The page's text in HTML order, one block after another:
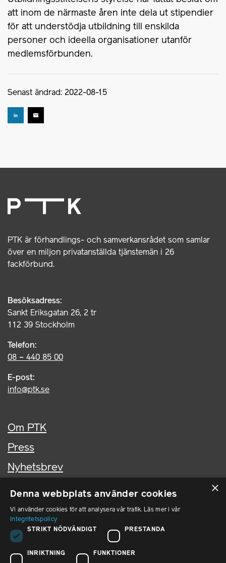
att inom de närmaste åren inte dela ut stipendier
för att understödja utbildning till enskilda
personer och ideella organisationer utanför
medlemsförbunden.
Senast ändrad: 2022-08-15
PTK är förhandlings- och samverkansrådet som samlar
över en miljon privatanställda tjänstemän i 26
fackförbund.
Besöksadress:
Sankt Eriksgatan 26, 2 tr
112 39 Stockholm
Telefon:
08 – 440 85 00
E-post:
info@ptk.se
Om PTK
Press
Nyhetsbrev
In English
PTK i sociala medier
PTK på LinkedIn
×
Denna webbplats använder cookies
Vi använder cookies för att analysera vår trafik. Läs mer i vår
Integritetspolicy
STRIKT NÖDVÄNDIGT
PRESTANDA
INRIKTNING FUNKTIONER